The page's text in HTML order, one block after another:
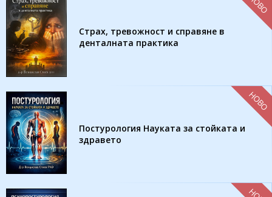
Страх, тревожност и справяне в
денталната практика
Постурология Науката за стойката и
здравето
НОВО